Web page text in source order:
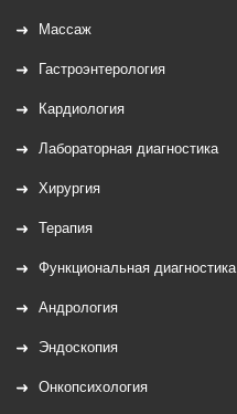
Массаж
Гастроэнтерология
Кардиология
Лабораторная диагностика
Хирургия
Терапия
Функциональная диагностика
Андрология
Эндоскопия
Онкопсихология